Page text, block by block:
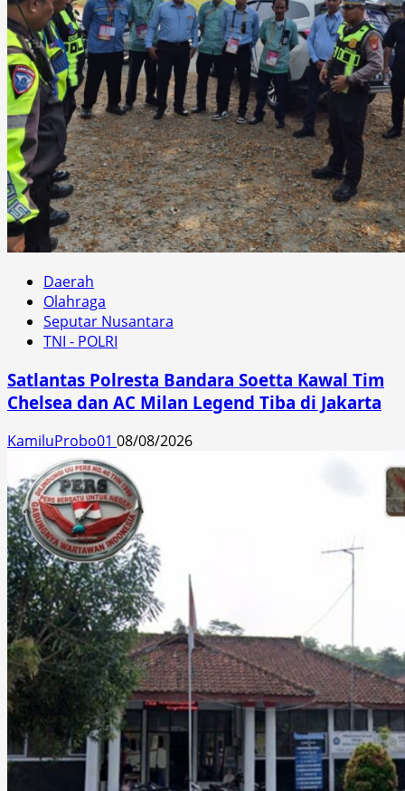
Daerah
Olahraga
Seputar Nusantara
TNI - POLRI
Satlantas Polresta Bandara Soetta Kawal Tim
Chelsea dan AC Milan Legend Tiba di Jakarta
KamiluProbo01 08/08/2026